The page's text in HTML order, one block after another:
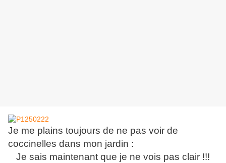
Je me plains toujours de ne pas voir de
coccinelles dans mon jardin :
Je sais maintenant que je ne vois pas clair !!!